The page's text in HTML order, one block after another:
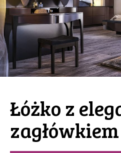
Łóżko z
zagłówkiem